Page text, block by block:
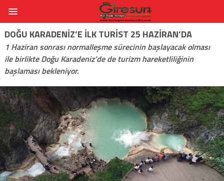
DOĞU KARADENIZ’E ILK TURIST 25 HAZIRAN’DA
1 Haziran sonrası normalleşme sürecinin başlayacak olması
ile birlikte Doğu Karadeniz’de de turizm hareketliliğinin
başlaması bekleniyor.